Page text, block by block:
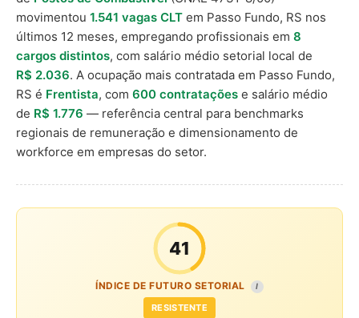
movimentou 1.541 vagas CLT em Passo Fundo, RS nos
últimos 12 meses, empregando profissionais em 8
cargos distintos, com salário médio setorial local de
R$ 2.036. A ocupação mais contratada em Passo Fundo,
RS é Frentista, com 600 contratações e salário médio
de R$ 1.776 — referência central para benchmarks
regionais de remuneração e dimensionamento de
workforce em empresas do setor.
41
ÍNDICE DE FUTURO SETORIAL I
RESISTENTE